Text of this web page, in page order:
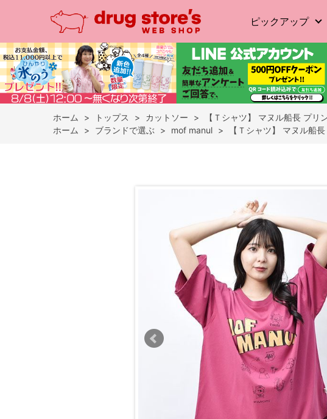
ピックアップ
ホーム > トップス > カットソー >
【Ｔシャツ】 マヌル船長 プリ
ホーム
> ブランドで選ぶ > mof manul > 【Ｔシャツ】 マヌル船